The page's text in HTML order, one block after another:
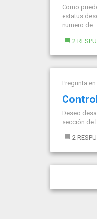
Como
estatus
numero de...
2
Pregunta en
Deseo
sección de
2